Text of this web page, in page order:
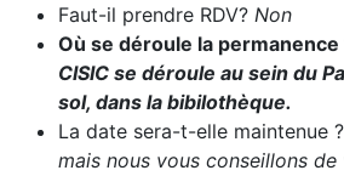
Faut-il prendre RDV? Non
Où se déroule la permanence
CISIC se déroule au sein du
sol, dans la bibilothèque.
La date sera-t-elle maintenue ?
mais nous vous conseillons de